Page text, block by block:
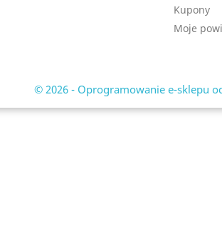
Kupony
Moje
© 2026 - Oprogramowanie e-sklepu